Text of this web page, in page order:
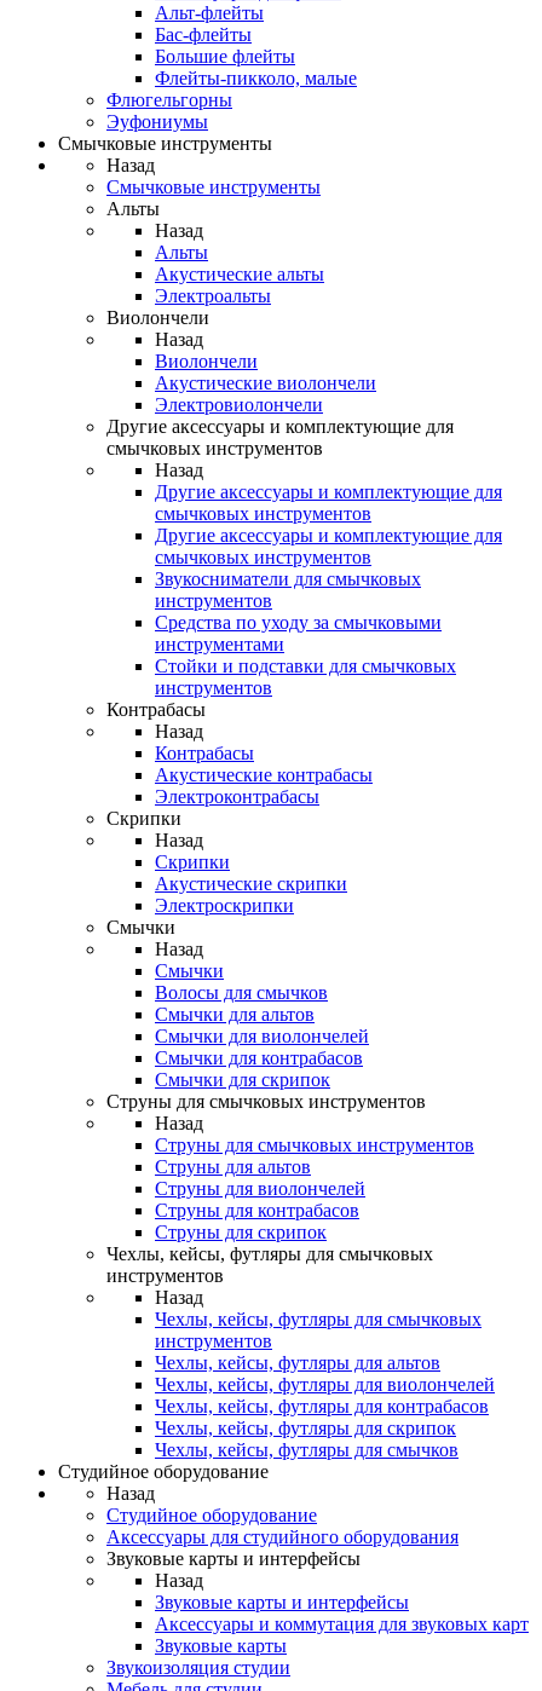
Альт-флейты
Бас-флейты
Большие флейты
Флейты-пикколо, малые
Флюгельгорны
Эуфониумы
Смычковые инструменты
Назад
Смычковые инструменты
Альты
Назад
Альты
Акустические альты
Электроальты
Виолончели
Назад
Виолончели
Акустические виолончели
Электровиолончели
Другие аксессуары и комплектующие для
смычковых инструментов
Назад
Другие аксессуары и комплектующие для
смычковых инструментов
Другие аксессуары и комплектующие для
смычковых инструментов
Звукосниматели для смычковых
инструментов
Средства по уходу за смычковыми
инструментами
Стойки и подставки для смычковых
инструментов
Контрабасы
Назад
Контрабасы
Акустические контрабасы
Электроконтрабасы
Скрипки
Назад
Скрипки
Акустические скрипки
Электроскрипки
Смычки
Назад
Смычки
Волосы для смычков
Смычки для альтов
Смычки для виолончелей
Смычки для контрабасов
Смычки для скрипок
Струны для смычковых инструментов
Назад
Струны для смычковых инструментов
Струны для альтов
Струны для виолончелей
Струны для контрабасов
Струны для скрипок
Чехлы, кейсы, футляры для смычковых
инструментов
Назад
Чехлы, кейсы, футляры для смычковых
инструментов
Чехлы, кейсы, футляры для альтов
Чехлы, кейсы, футляры для виолончелей
Чехлы, кейсы, футляры для контрабасов
Чехлы, кейсы, футляры для скрипок
Чехлы, кейсы, футляры для смычков
Студийное оборудование
Назад
Студийное оборудование
Аксессуары для студийного оборудования
Звуковые карты и интерфейсы
Назад
Звуковые карты и интерфейсы
Аксессуары и коммутация для звуковых карт
Звуковые карты
Звукоизоляция студии